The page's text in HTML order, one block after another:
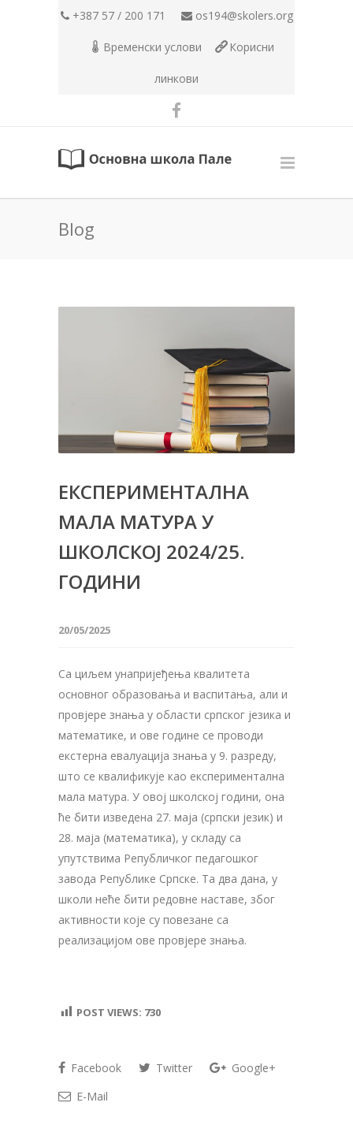
+387 57 / 200 171 os194@skolers.org
Временски услови Корисни
линкови
Blog
ЕКСПЕРИМЕНТАЛНА
МАЛА МАТУРА У
ШКОЛСКОЈ 2024/25.
ГОДИНИ
20/05/2025
Са циљем унапријеђења квалитета
основног образовања и васпитања, али и
провјере знања у области српског језика и
математике, и ове године се проводи
екстерна евалуација знања у 9. разреду,
што се квалификује као експериментална
мала матура. У овој школској години, она
ће бити изведена 27. маја (српски језик) и
28. маја (математика), у складу са
упутствима Републичког педагошког
завода Републике Српске. Та два дана, у
школи неће бити редовне наставе, због
активности које су повезане са
реализацијом ове провјере знања.
POST VIEWS: 730
Facebook Twitter
Google+
E-Mail